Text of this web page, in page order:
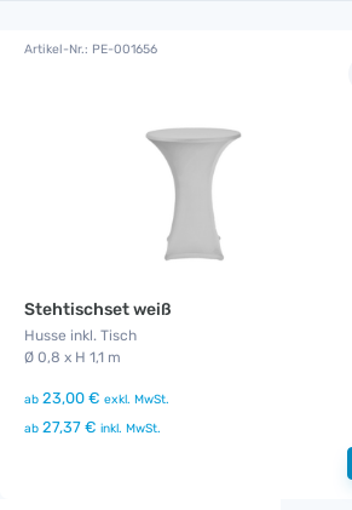
Artikel-Nr.: PE-001656
Stehtischset weiß
Husse inkl. Tisch
Ø 0,8 x H 1,1 m
ab 23,00 € exkl. MwSt.
ab 27,37 € inkl. MwSt.